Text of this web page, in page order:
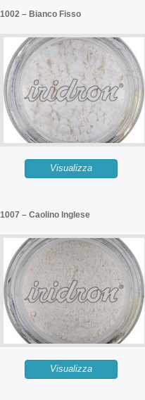
1002 – Bianco Fisso
Visualizza
1007 – Caolino Inglese
Visualizza